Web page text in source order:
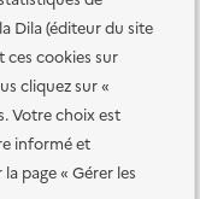
Dila (éditeur du site
ces cookies sur
cliquez sur «
Votre choix est
informé et
page « Gérer les
Accessibilité des
et sécurité
cookies